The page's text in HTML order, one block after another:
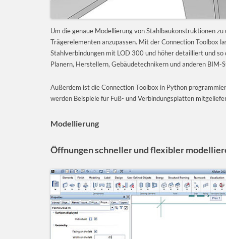
Um die genaue Modellierung von Stahlbaukonstruktionen
Trägerelementen anzupassen. Mit der Connection Toolbox
Stahlverbindungen mit LOD 300 und höher detailliert und
Planern, Herstellern, Gebäudetechnikern und anderen BIM-
Außerdem ist die Connection Toolbox in Python
werden Beispiele für Fuß- und Verbindungsplatten
Modellierung
Öffnungen schneller und flexibler